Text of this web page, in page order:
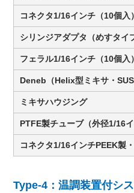
コネクタ1/16インチ（10個入
シリンジアダプタ（めすタイ
フェラル1/16インチ（10個入
Deneb（Helix型ミキサ・SUS
ミキサハウジング
PTFE製チューブ（外径1/16
コネクタ1/16インチPEEK製
Type-4：温調装置付シ